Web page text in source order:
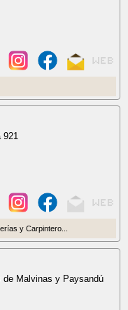
921
y Carpintero...
de Malvinas y Paysandú